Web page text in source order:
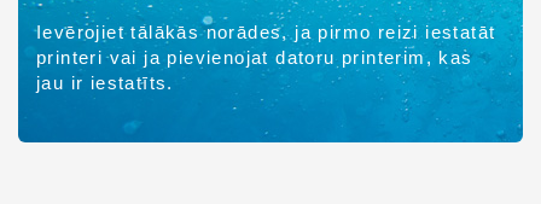
Ievērojiet tālākās norādes, ja pirmo reizi iestatāt
printeri vai ja pievienojat datoru printerim, kas
jau ir iestatīts.